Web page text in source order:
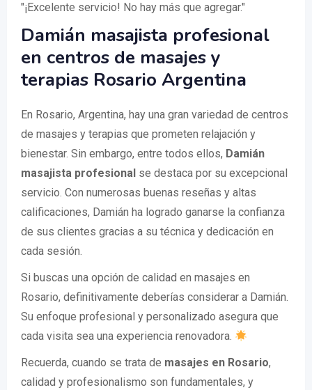
"¡Excelente servicio! No hay más que agregar."
Damián masajista profesional
en centros de masajes y
terapias Rosario Argentina
En Rosario, Argentina, hay una gran variedad de centros
de masajes y terapias que prometen relajación y
bienestar. Sin embargo, entre todos ellos, Damián
masajista profesional se destaca por su excepcional
servicio. Con numerosas buenas reseñas y altas
calificaciones, Damián ha logrado ganarse la confianza
de sus clientes gracias a su técnica y dedicación en
cada sesión.
Si buscas una opción de calidad en masajes en
Rosario, definitivamente deberías considerar a Damián.
Su enfoque profesional y personalizado asegura que
cada visita sea una experiencia renovadora.
Recuerda, cuando se trata de masajes en Rosario,
calidad y profesionalismo son fundamentales, y